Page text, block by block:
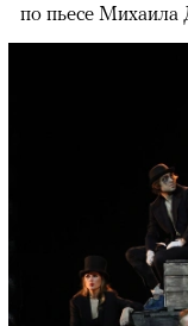
по пьесе Михаила